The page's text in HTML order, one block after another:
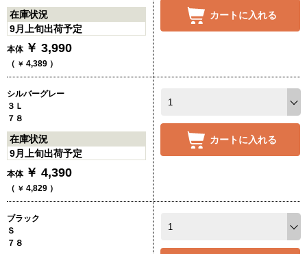
在庫状況
9月上旬出荷予定
本体 ￥ 3,990
（ ￥ 4,389 ）
カートに入れる
シルバーグレー
３Ｌ
７８
在庫状況
9月上旬出荷予定
本体 ￥ 4,390
（ ￥ 4,829 ）
カートに入れる
ブラック
Ｓ
７８